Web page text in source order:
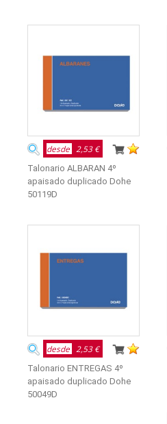
desde 2,53 €
Talonario ALBARAN 4º
apaisado duplicado Dohe
50119D
desde 2,53 €
Talonario ENTREGAS 4º
apaisado duplicado Dohe
50049D